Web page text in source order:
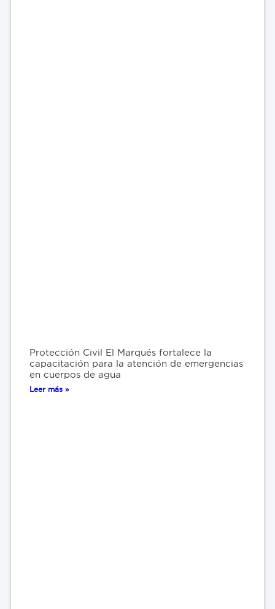
Protección Civil El Marqués fortalece la
capacitación para la atención de emergencias
en cuerpos de agua
Leer más »